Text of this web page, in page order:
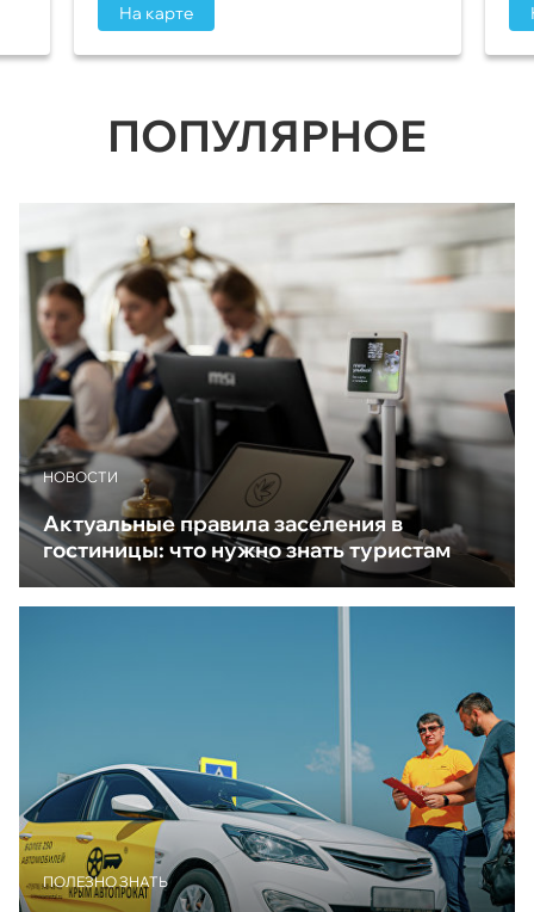
На карте
ПОПУЛЯРНОЕ
НОВОСТИ
Актуальные правила заселения в
гостиницы: что нужно знать туристам
ПОЛЕЗНО ЗНАТЬ